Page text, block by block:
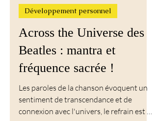
6 avr. 2024
3 min de lecture
Développement personnel
Across the Universe des
Beatles : mantra et
fréquence sacrée !
Les paroles de la chanson évoquent un
sentiment de transcendance et de